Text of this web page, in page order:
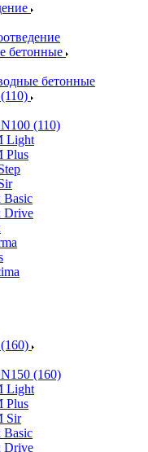
бетонные
бетонные
(110)
Basic
Drive
(160)
Sir
Basic
Drive